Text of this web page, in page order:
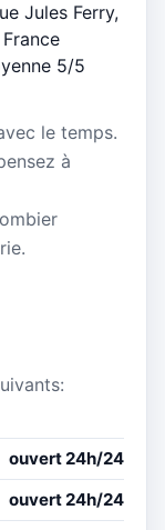
Jules Ferry,
5/5
le temps.
à
ouvert 24h/24
ouvert 24h/24